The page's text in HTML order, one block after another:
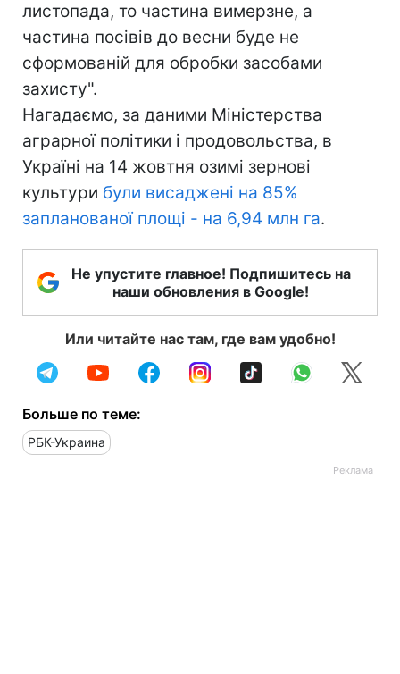
листопада, то частина вимерзне, а
частина посівів до весни буде не
сформованій для обробки засобами
захисту".
Нагадаємо, за даними Міністерства
аграрної політики і продовольства, в
Україні на 14 жовтня озимі зернові
культури були висаджені на 85%
запланованої площі - на 6,94 млн га.
Не упустите главное! Подпишитесь на
наши обновления в Google!
Или читайте нас там, где вам удобно!
Больше по теме:
РБК-Украина